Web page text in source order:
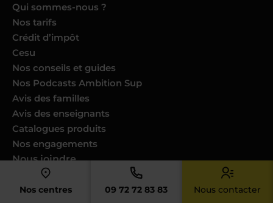
Nos centres 09 72 72 83 83 Nous contacter
Qui sommes-nous ?
Nos tarifs
Crédit d’impôt
Cesu
Nos conseils et guides
Nos Podcasts Ambition Sup
Avis des familles
Avis des enseignants
Catalogues produits
Nos engagements
Nous joindre
Devenir enseignant
Devenir professeur musique